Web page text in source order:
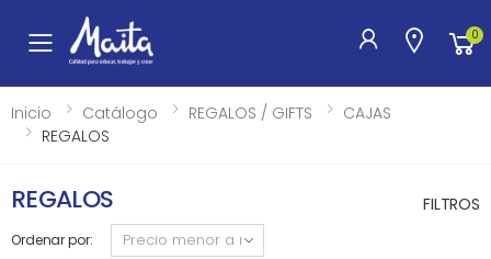
Toggle mobile menu 0
Inicio Catálogo REGALOS / GIFTS
CAJAS
REGALOS
REGALOS FILTROS
Ordenar por: